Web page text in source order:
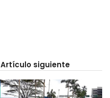
Artículo siguiente